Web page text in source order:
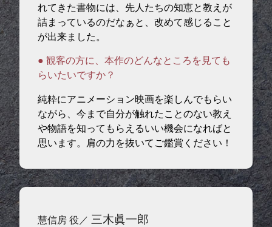
れてきた書物には、先人たちの知恵と教えが
詰まっているのだなぁと、改めて感じること
が出来ました。
● 観客の方に、本作のどんなところを見ても
らいたいですか？
純粋にアニメーション映画を楽しんでもらい
ながら、今まで自分が触れたことのない教え
や物語を知ってもらえるいい機会になればと
思います。肩の力を抜いてご鑑賞ください！
慧信房 役／三木眞一郎